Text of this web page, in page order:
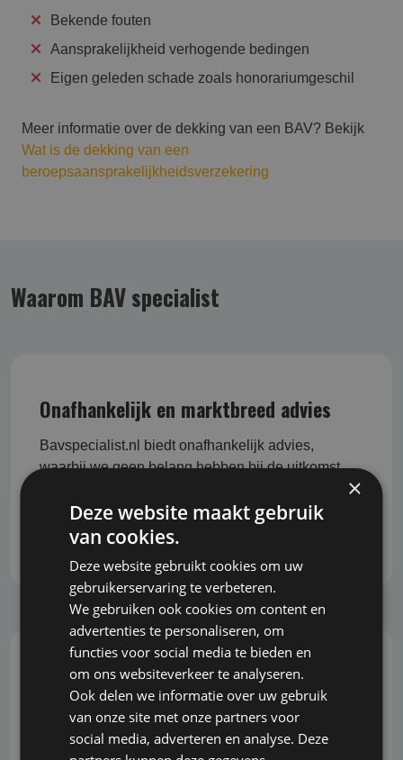
Bekende fouten
Aansprakelijkheid verhogende bedingen
Eigen geleden schade zoals honorariumgeschil
Meer informatie over de dekking van een BAV? Bekijk
Wat is de dekking van een
beroepsaansprakelijkheidsverzekering
Waarom BAV specialist
Onafhankelijk en marktbreed advies
Bavspecialist.nl biedt onafhankelijk advies,
waarbij we geen belang hebben bij de uitkomst
objectieve en eerlijke begeleiding bij het nemen
van belangrijke beslissingen.
Snel, correct en grondig
U wilt snel kunnen inspelen op veranderingen en
ontwikkelingen in de markt. Wij begrijpen dit en
×
Deze website maakt gebruik
van cookies.
Deze website gebruikt cookies om uw
gebruikerservaring te verbeteren.
We gebruiken ook cookies om content en
advertenties te personaliseren, om
functies voor social media te bieden en
om ons websiteverkeer te analyseren.
Ook delen we informatie over uw gebruik
van onze site met onze partners voor
social media, adverteren en analyse. Deze